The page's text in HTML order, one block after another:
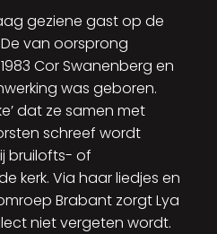
geziene gast op de
van oorsprong
Cor Swanenberg en
was geboren.
dat ze samen met
schreef wordt
bruilofts- of
kerk. Via haar liedjes en
Brabant zorgt Lya
niet vergeten wordt.